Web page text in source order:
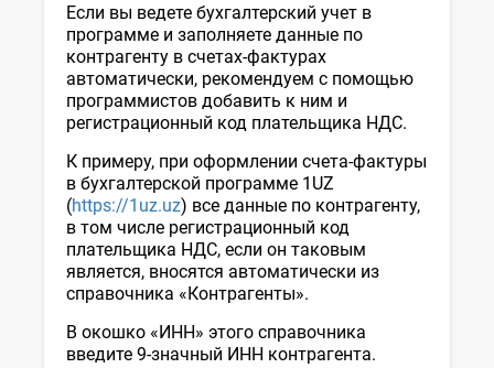
Если вы ведете бухгалтерский учет в
программе и заполняете данные по
контрагенту в счетах-фактурах
автоматически, рекомендуем с помощью
программистов добавить к ним и
регистрационный код плательщика НДС.
К примеру, при оформлении счета-фактуры
в бухгалтерской программе 1UZ
(https://1uz.uz) все данные по контрагенту,
в том числе регистрационный код
плательщика НДС, если он таковым
является, вносятся автоматически из
справочника «Контрагенты».
В окошко «ИНН» этого справочника
введите 9-значный ИНН контрагента.